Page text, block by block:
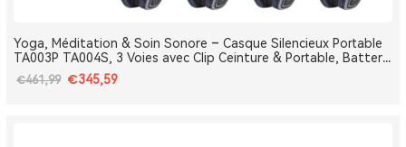
Yoga, Méditation & Soin Sonore – Casque Silencieux Portable
TA003P TA004S, 3 Voies avec Clip Ceinture & Portable, Batterie
Amovible, Bluetooth, Bass Boost
€461,99 €345,59